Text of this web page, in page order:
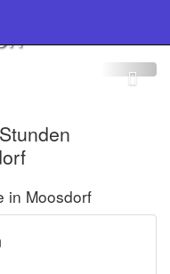
in Moosdorf